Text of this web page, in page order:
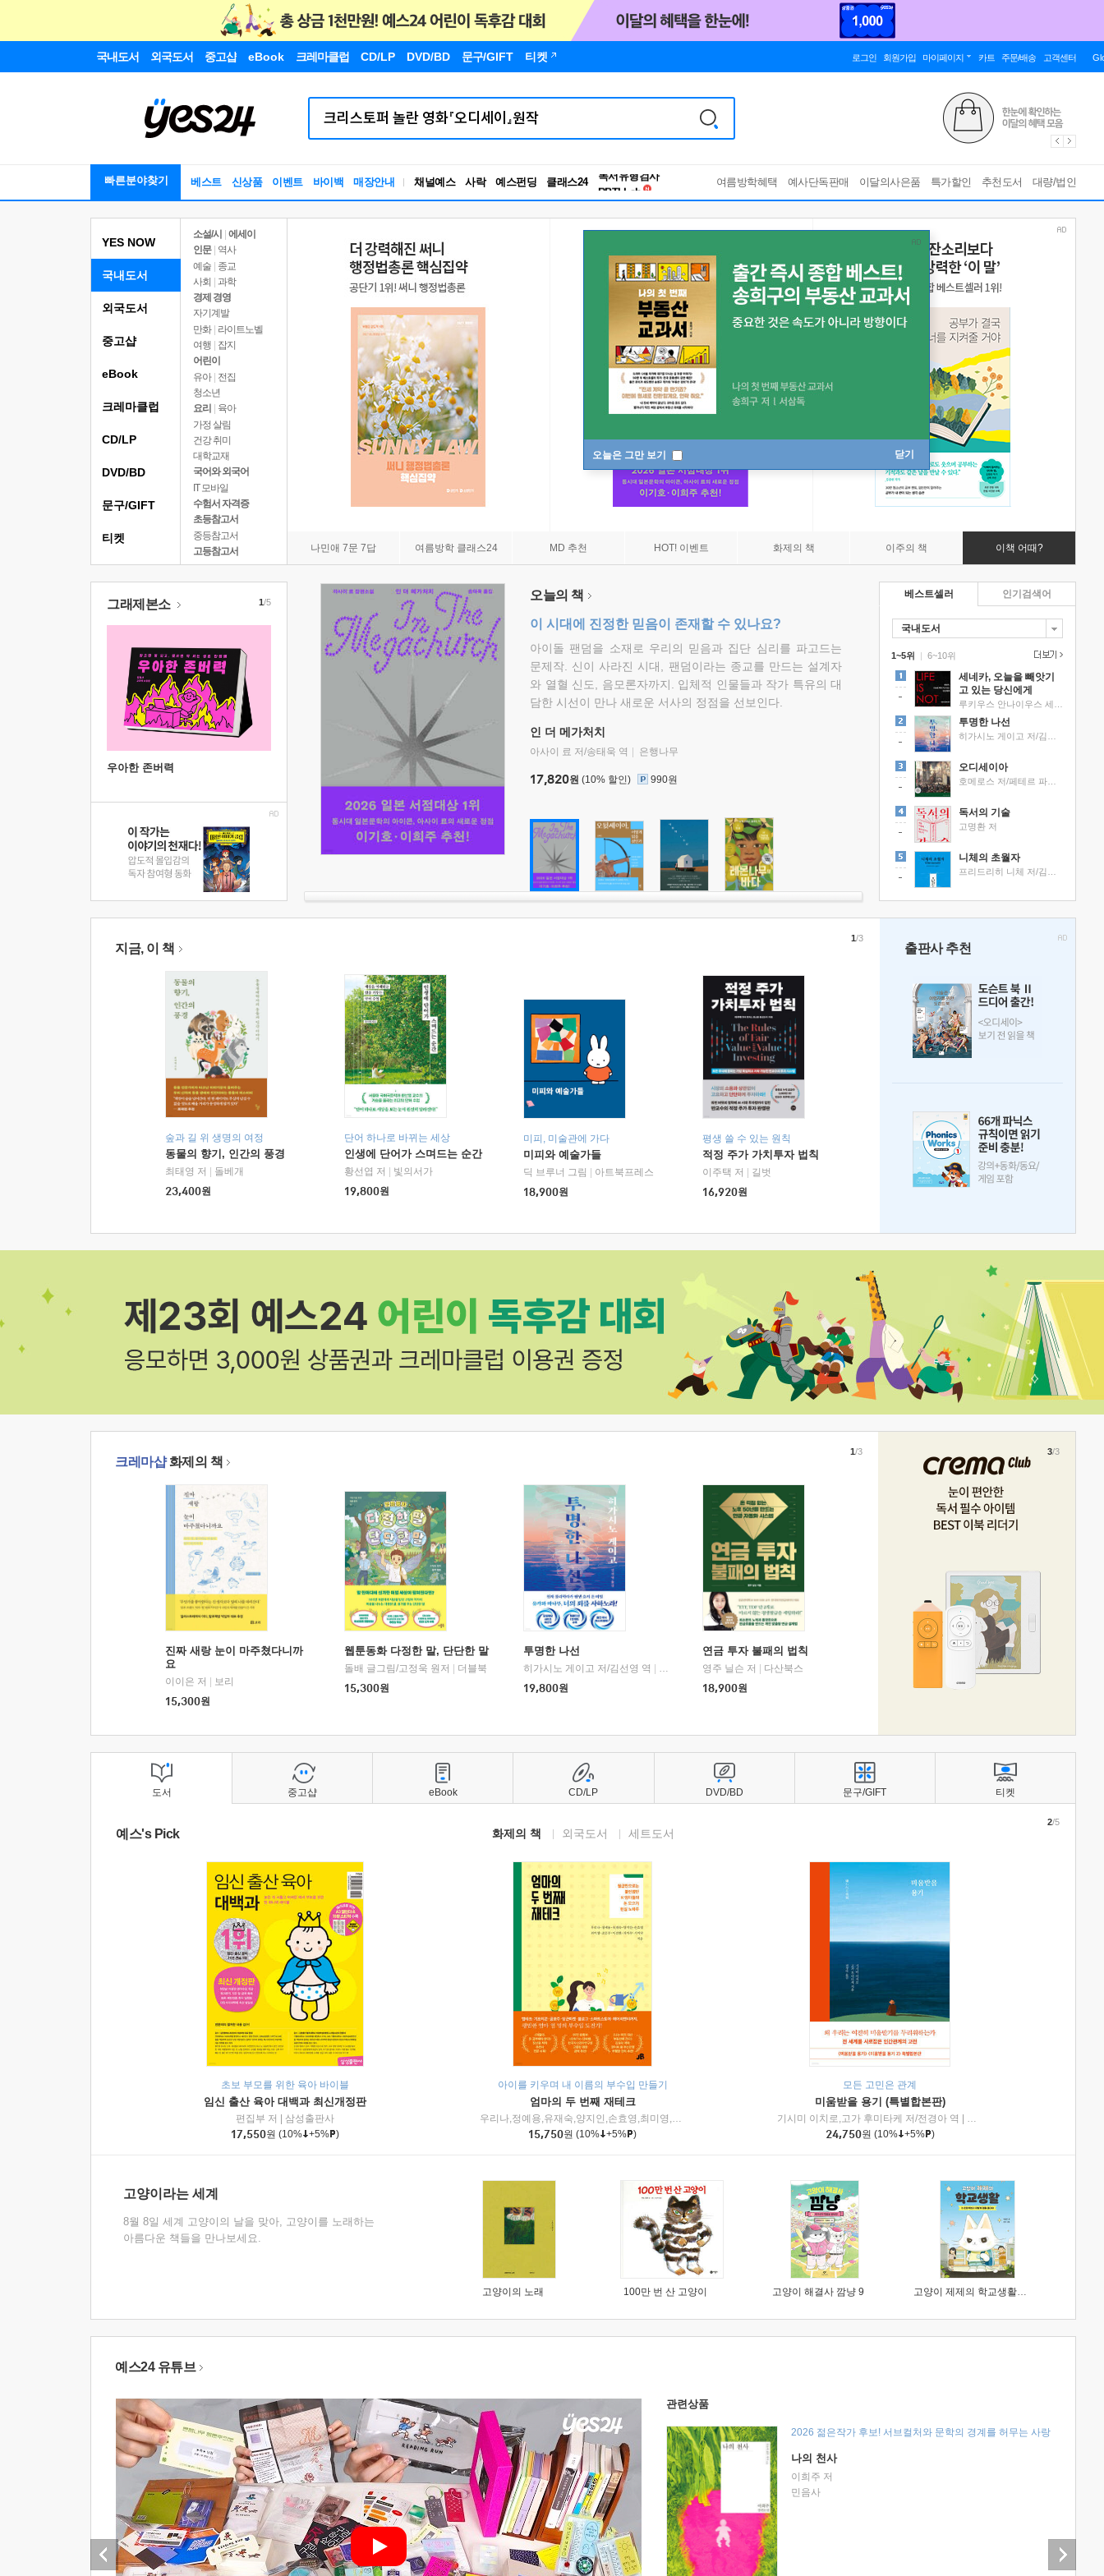
국내도서 외국도서 중고샵 eBook 크레마클럽 CD/LP DVD/BD 문구/GIFT 티켓 로그인 회원가입 마이페이지 카트 주문/배송 고객센터
빠른분야찾기 베스트 신상품 이벤트 바이백 매장안내 채널예스 사락 예스펀딩 클래스24
RBTI Lab
독서유형검사
여름방학혜택 예사단독판매 이달의사은품 특가할인 추천도서 대량/법인
오늘은 그만 보기 닫기
YES NOW
국내도서
소설/시
에세이
인문
역사
예술 | 종교
사회 | 과학
경제 경영
자기계발
만화 | 라이트노벨
여행
잡지
어린이
유아 | 전집
청소년
요리
육아
가정 살림
건강 취미
대학교재
국어와 외국어
IT 모바일
수험서 자격증
초등참고서
중등참고서
고등참고서
나민애 7문 7답 여름방학 클래스24 MD 추천 HOT! 이벤트 화제의 책 이주의 책 이책 어때?
외국도서
중고샵
eBook
크레마클럽
CD/LP
DVD/BD
문구/GIFT
티켓
그래제본소
우아한 존버력
1/5 오늘의 책
이 시대에 진정한 믿음이 존재할 수 있나요?
아이돌 팬덤을 소재로 우리의 믿음과 집단 심리를 파고드는
문제작. 신이 사라진 시대, 팬덤이라는 종교를 만드는 설계자
와 열혈 신도, 음모론자까지. 입체적 인물들과 작가 특유의 대
담한 시선이 만나 새로운 서사의 정점을 선보인다.
인 더 메가처치
아사이 료 저/송태욱 역 은행나무
17,820원 (10% 할인) 990원
베스트셀러
국내도서
1~5위 |
세네카, 오늘을 빼앗기
고 있는 당신에게
투명한 나선
오디세이아
독서의 기술
고명환 저
니체의 초월자
6~10위
인기검색어
지금, 이 책
숲과 길 위 생명의 여정
동물의 향기, 인간의 풍경
최태영 저
돌베개
23,400원
단어 하나로 바뀌는 세상
인생에 단어가 스며드는 순간
황선엽 저
빛의서가
19,800원
미피, 미술관에 가다
미피와 예술가들
딕 브루너 그림
아트북프레스
18,900원
평생 쓸 수 있는 원칙
적정 주가 가치투자 법칙
이주택 저
길벗
16,920원
1/3
출판사 추천
크레마샵화제의 책
진짜 새랑 눈이 마주쳤다니까
요
이이은 저
보리
15,300원
웹툰동화 다정한 말, 단단한 말
돌배 글그림/고정욱 원저
더블북
15,300원
투명한 나선
히가시노 게이고 저/김선영 역
북다
19,800원
연금 투자 불패의 법칙
영주 닐슨 저
다산북스
18,900원
1/3 3/3
도서
예스's Pick 화제의 책 외국도서 세트도서
초보 부모를 위한 육아 바이블
임신 출산 육아 대백과 최신개정판
편집부 저
삼성출판사
17,550원 (10% +5% )
아이를 키우며 내 이름의 부수입 만들기
엄마의 두 번째 재테크
우리나,정예용,유재숙,양지인,손효영,최미영,조민주,이진현,차미숙,서미숙 저 | 제이브리즈북스
15,750원 (10% +5% )
모든 고민은 관계
미움받을 용기 (특별합본판)
기시미 이치로,고가 후미타케 저/전경아 역
인플루엔셜
24,750원 (10% +5% )
2/5
고양이라는 세계
8월 8일 세계 고양이의 날을 맞아, 고양이를 노래하는
아름다운 책들을 만나보세요.
고양이의 노래 100만 번 산 고양이 고양이 해결사 깜냥 9 고양이 제제의 학교생활 1 : 초등학생이 이렇게 힘들 줄이야
중고샵 eBook CD/LP DVD/BD 문구/GIFT 티켓
예스24 유튜브
관련상품
2026 젊은작가 후보! 서브컬처와 문학의 경계를 허무는 사랑
나의 천사
이희주 저
민음사